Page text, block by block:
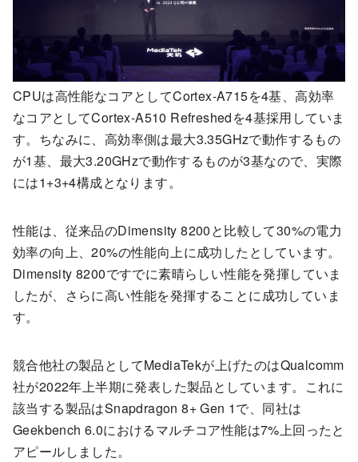
CPUは高性能なコアとしてCortex-A715を4基、高効率
なコアとしてCortex-A510 Refreshedを4基採用していま
す。ちなみに、高効率側は最大3.35GHzで動作するもの
が1基、最大3.20GHzで動作するものが3基なので、実際
には1+3+4構成となります。
性能は、従来品のDimensity 8200と比較して30%の電力
効率の向上、20%の性能向上に成功したとしています。
Dimensity 8200ですでに素晴らしい性能を発揮していま
したが、さらに高い性能を発揮することに成功していま
す。
競合他社の製品としてMediaTekが上げたのはQualcomm
社が2022年上半期に発表した製品としています。これに
該当する製品はSnapdragon 8+ Gen 1で、同社は
Geekbench 6.0におけるマルチコア性能は7%上回ったと
アピールしました。